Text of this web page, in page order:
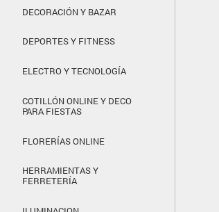
DECORACIÓN Y BAZAR
DEPORTES Y FITNESS
ELECTRO Y TECNOLOGÍA
COTILLÓN ONLINE Y DECO
PARA FIESTAS
FLORERÍAS ONLINE
HERRAMIENTAS Y
FERRETERÍA